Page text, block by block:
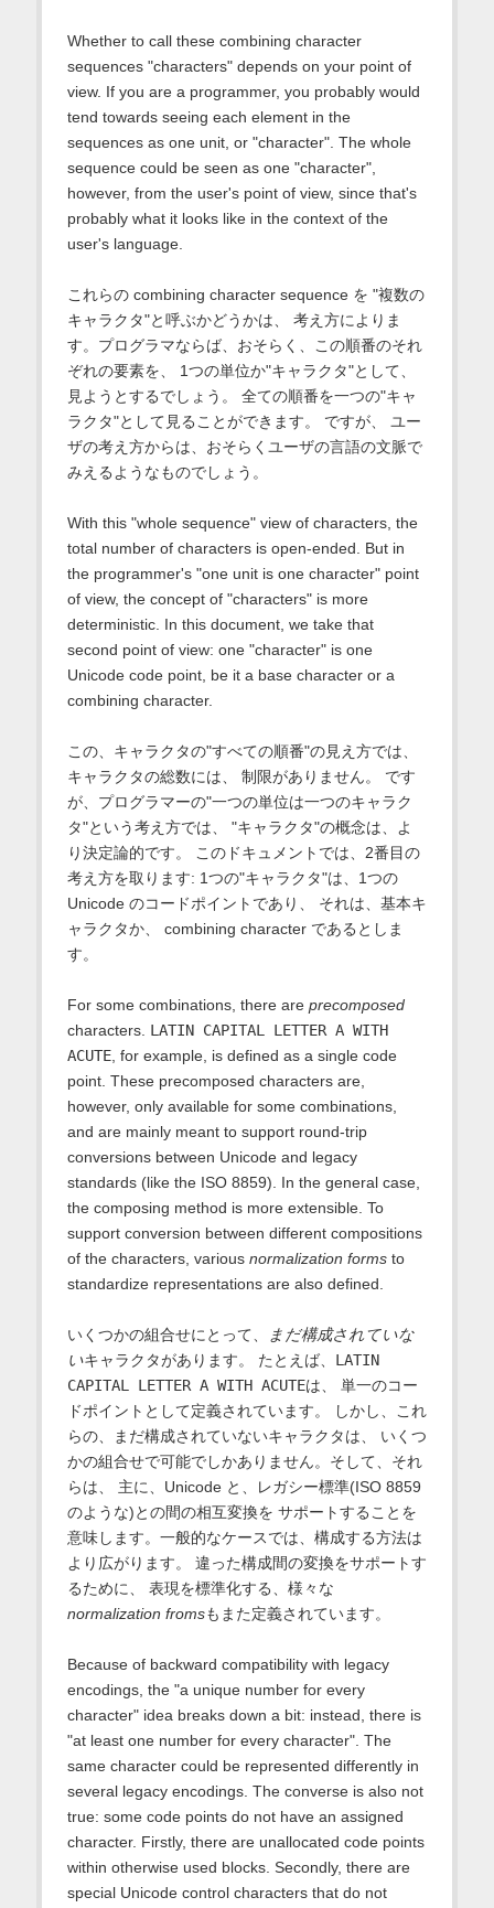
Whether to call these combining character
sequences "characters" depends on your point of
view. If you are a programmer, you probably would
tend towards seeing each element in the
sequences as one unit, or "character". The whole
sequence could be seen as one "character",
however, from the user's point of view, since that's
probably what it looks like in the context of the
user's language.
これらの combining character sequence を "複数の
キャラクタ"と呼ぶかどうかは、 考え方によりま
す。プログラマならば、おそらく、この順番のそれ
ぞれの要素を、 1つの単位か"キャラクタ"として、
見ようとするでしょう。 全ての順番を一つの"キャ
ラクタ"として見ることができます。 ですが、 ユー
ザの考え方からは、おそらくユーザの言語の文脈で
みえるようなものでしょう。
With this "whole sequence" view of characters, the
total number of characters is open-ended. But in
the programmer's "one unit is one character" point
of view, the concept of "characters" is more
deterministic. In this document, we take that
second point of view: one "character" is one
Unicode code point, be it a base character or a
combining character.
この、キャラクタの"すべての順番"の見え方では、
キャラクタの総数には、 制限がありません。 です
が、プログラマーの"一つの単位は一つのキャラク
タ"という考え方では、 "キャラクタ"の概念は、よ
り決定論的です。 このドキュメントでは、2番目の
考え方を取ります: 1つの"キャラクタ"は、1つの
Unicode のコードポイントであり、 それは、基本キ
ャラクタか、 combining character であるとしま
す。
For some combinations, there are precomposed
characters. LATIN CAPITAL LETTER A WITH
ACUTE, for example, is defined as a single code
point. These precomposed characters are,
however, only available for some combinations,
and are mainly meant to support round-trip
conversions between Unicode and legacy
standards (like the ISO 8859). In the general case,
the composing method is more extensible. To
support conversion between different compositions
of the characters, various normalization formsto
standardize representations are also defined.
いくつかの組合せにとって、
まだ構成されていな
いキャラクタがあります。 たとえば、 LATIN
CAPITAL LETTER A WITH ACUTEは、 単一のコー
ドポイントとして定義されています。 しかし、これ
らの、まだ構成されていないキャラクタは、 いくつ
かの組合せで可能でしかありません。そして、それ
らは、 主に、Unicode と、レガシー標準(ISO 8859
のような)との間の相互変換を サポートすることを
意味します。一般的なケースでは、構成する方法は
より広がります。 違った構成間の変換をサポートす
るために、 表現を標準化する、様々な
normalization fromsもまた定義されています。
Because of backward compatibility with legacy
encodings, the "a unique number for every
character" idea breaks down a bit: instead, there is
"at least one number for every character". The
same character could be represented differently in
several legacy encodings. The converse is also not
true: some code points do not have an assigned
character. Firstly, there are unallocated code points
within otherwise used blocks. Secondly, there are
special Unicode control characters that do not